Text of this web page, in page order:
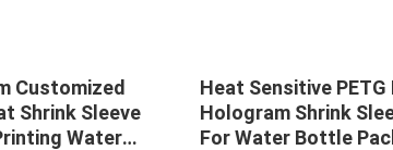
Customized
Shrink Sleeve
Water
Heat Sensitive PETG
Hologram Shrink
For Water Bottle